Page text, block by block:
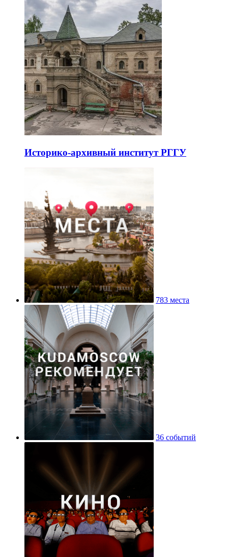
Историко-архивный институт РГГУ
783 места
36 событий